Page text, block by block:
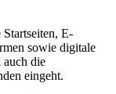
Startseiten, E-
sowie digitale
auch die
eingeht.